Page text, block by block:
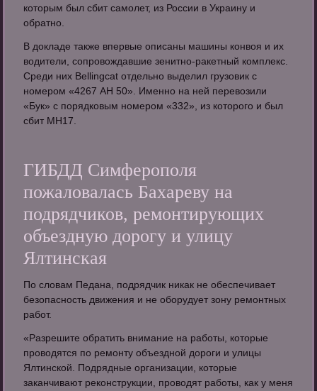
которым был сбит самолет, из России в Украину и
обратно.
В докладе также впервые описаны машины конвоя и их
водители, сопровождавшие зенитно-ракетный комплекс.
Среди них Bellingcat отдельно выделил грузовик с
номером «4267 AH 50». Именно на ней перевозили
«Бук» с порядковым номером «332», из которого и был
сбит МН17.
ГИБДД Симферополя
пожаловалась Бахареву на
подрядчиков, ремонтирующих
объездную дорогу и улицу
Ялтинская
По словам Педана, подрядчик никак не обеспечивает
безопасность движения и не оборудует зону ремонтных
работ.
«Разрешите обратить внимание на работы, которые
проводятся по ремонту объездной дороги и улицы
Ялтинской. Подрядные организации, которые
заканчивают реконструкции, проводят работы, как у меня